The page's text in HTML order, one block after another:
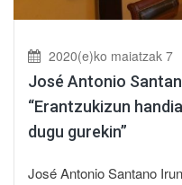
2020(e)ko maiatzak 7
José Antonio
“Erantzukizun
dugu gurekin”
José Antonio Santano